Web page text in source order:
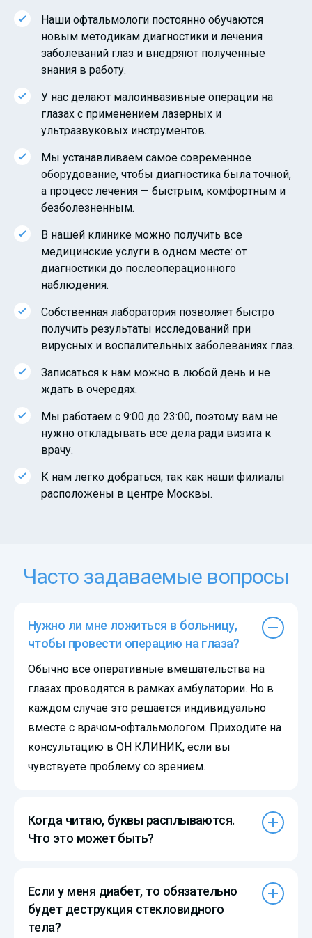
Наши офтальмологи постоянно обучаются
новым методикам диагностики и лечения
заболеваний глаз и внедряют полученные
знания в работу.
У нас делают малоинвазивные операции на
глазах с применением лазерных и
ультразвуковых инструментов.
Мы устанавливаем самое современное
оборудование, чтобы диагностика была точной,
а процесс лечения — быстрым, комфортным и
безболезненным.
В нашей клинике можно получить все
медицинские услуги в одном месте: от
диагностики до послеоперационного
наблюдения.
Собственная лаборатория позволяет быстро
получить результаты исследований при
вирусных и воспалительных заболеваниях глаз.
Записаться к нам можно в любой день и не
ждать в очередях.
Мы работаем с 9:00 до 23:00, поэтому вам не
нужно откладывать все дела ради визита к
врачу.
К нам легко добраться, так как наши филиалы
расположены в центре Москвы.
Часто задаваемые вопросы
Нужно ли мне ложиться в больницу,
чтобы провести операцию на глаза?
Обычно все оперативные вмешательства на
глазах проводятся в рамках амбулатории. Но в
каждом случае это решается индивидуально
вместе с врачом-офтальмологом. Приходите на
консультацию в ОН КЛИНИК, если вы
чувствуете проблему со зрением.
Когда читаю, буквы расплываются.
Что это может быть?
Если у меня диабет, то обязательно
будет деструкция стекловидного
тела?